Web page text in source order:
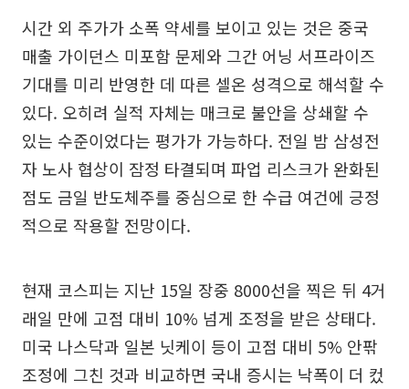
시간 외 주가가 소폭 약세를 보이고 있는 것은 중국
매출 가이던스 미포함 문제와 그간 어닝 서프라이즈
기대를 미리 반영한 데 따른 셀온 성격으로 해석할 수
있다. 오히려 실적 자체는 매크로 불안을 상쇄할 수
있는 수준이었다는 평가가 가능하다. 전일 밤 삼성전
자 노사 협상이 잠정 타결되며 파업 리스크가 완화된
점도 금일 반도체주를 중심으로 한 수급 여건에 긍정
적으로 작용할 전망이다.
현재 코스피는 지난 15일 장중 8000선을 찍은 뒤 4거
래일 만에 고점 대비 10% 넘게 조정을 받은 상태다.
미국 나스닥과 일본 닛케이 등이 고점 대비 5% 안팎
조정에 그친 것과 비교하면 국내 증시는 낙폭이 더 컸